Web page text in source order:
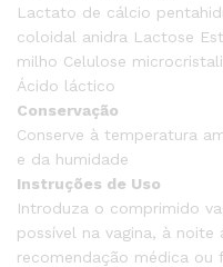
Lactato de cálcio
coloidal anidra Lactose
milho Celulose
Ácido láctico
Conservação
Conserve à temperatura
e da humidade
Instruções de Uso
Introduza o comprimido
possível na vagina, à noite
recomendação médica ou